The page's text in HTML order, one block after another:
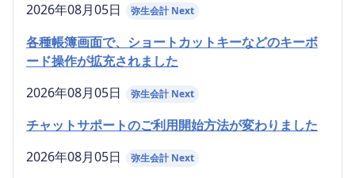
2026年08月05日
弥生会計 Next
各種帳簿画面で、ショートカットキーなどのキーボ
ード操作が拡充されました
2026年08月05日
弥生会計 Next
チャットサポートのご利用開始方法が変わりました
2026年08月05日
弥生会計 Next